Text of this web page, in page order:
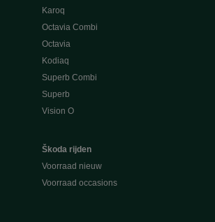
Karoq
Octavia Combi
Octavia
Kodiaq
Superb Combi
Superb
Vision O
Škoda rijden
Voorraad nieuw
Voorraad occasions